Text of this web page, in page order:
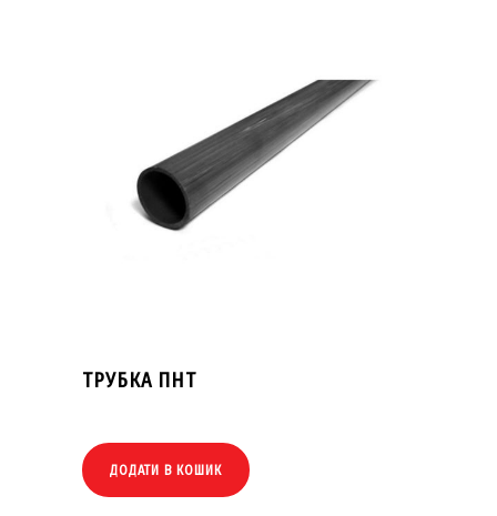
ТРУБКА ПНТ
ДОДАТИ В КОШИК